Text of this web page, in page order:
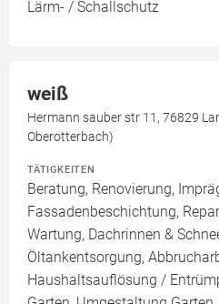
Lärm- / Schallschutz
weiß
Hermann sauber str 11, 76829
Oberotterbach)
TÄTIGKEITEN
Beratung, Renovierung,
Fassadenbeschichtung,
Wartung, Dachrinnen &
Öltankentsorgung,
Haushaltsauflösung /